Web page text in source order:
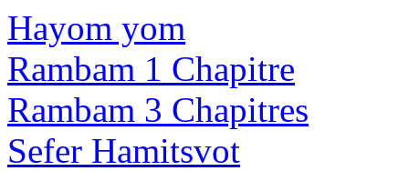
Hayom yom
Rambam 1 Chapitre
Rambam 3 Chapitres
Sefer Hamitsvot